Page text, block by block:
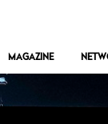
MAGAZINE